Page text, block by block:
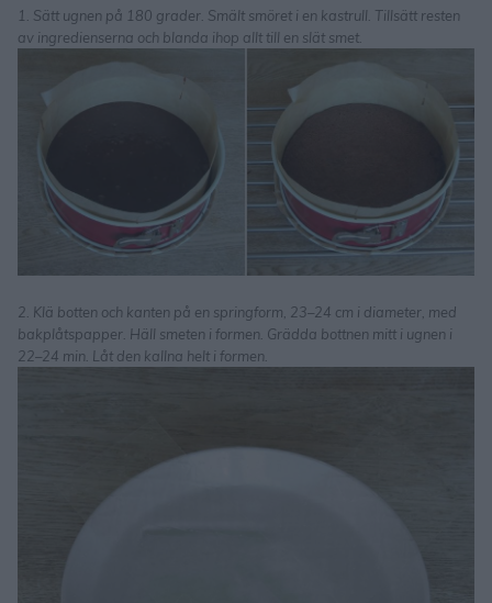
1. Sätt ugnen på 180 grader. Smält smöret i en kastrull. Tillsätt resten
av ingredienserna och blanda ihop allt till en slät smet.
2. Klä botten och kanten på en springform, 23–24 cm i diameter, med
bakplåtspapper. Häll smeten i formen. Grädda bottnen mitt i ugnen i
22–24 min. Låt den kallna helt i formen.